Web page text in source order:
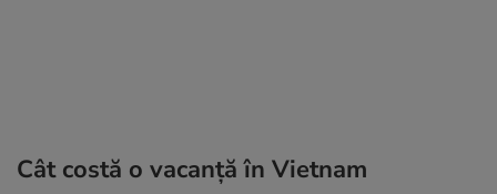
Cât costă o vacanță în Vietnam